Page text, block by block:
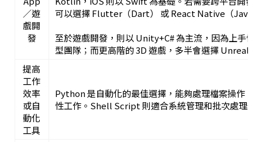
／遊
戲開
發
可以選擇 Flutter（Dart） 或 React Native（
至於遊戲開發，則以 Unity+C# 為主流，因為上手快
型團隊；而更高階的 3D 遊戲，多半會選擇 Unreal
提高
工作
效率
或自
動化
工具
Python 是自動化的最佳選擇，能夠處理檔案操作、
性工作。Shell Script 則適合系統管理和批次處理任